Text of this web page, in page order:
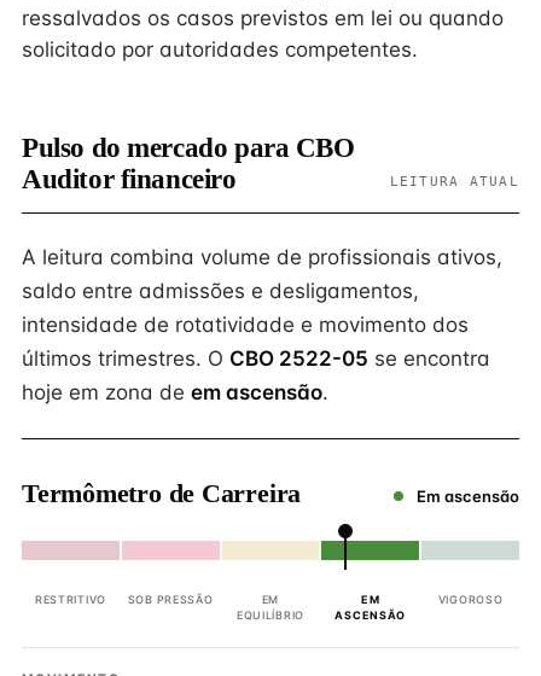
ressalvados os casos previstos em lei ou quando
solicitado por autoridades competentes.
Pulso do mercado para CBO
Auditor financeiro
LEITURA ATUAL
A leitura combina volume de profissionais ativos,
saldo entre admissões e desligamentos,
intensidade de rotatividade e movimento dos
últimos trimestres. O CBO 2522-05 se encontra
hoje em zona de em ascensão.
Termômetro de Carreira Em ascensão
RESTRITIVO SOB PRESSÃO
EM
EQUILÍBRIO
EM
ASCENSÃO
VIGOROSO